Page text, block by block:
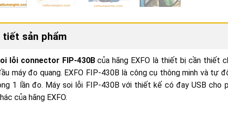
tiết sản phẩm
lỗi connector FIP-430Bcủa hãng EXFO là thiết bị cần thiết
máy đo quang. EXFO FIP-430B là công cụ thông minh và tự
1 lần đo. Máy soi lỗi FIP-430B với thiết kế có đay USB cho
của hãng EXFO.